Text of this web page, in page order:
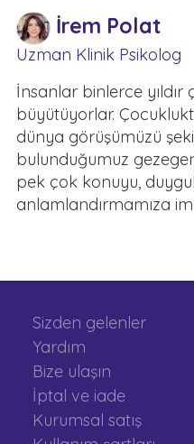
İrem Polat
Uzman Klinik Psikolog
İnsanlar binlerce yıldır
büyütüyorlar.
dünya görüşümüzü
bulunduğumuz
pek çok konuyu,
anlamlandırmamıza
Sizden gelenler
Yardım
Bize ulaşın
İptal ve iade
Kurumsal satış